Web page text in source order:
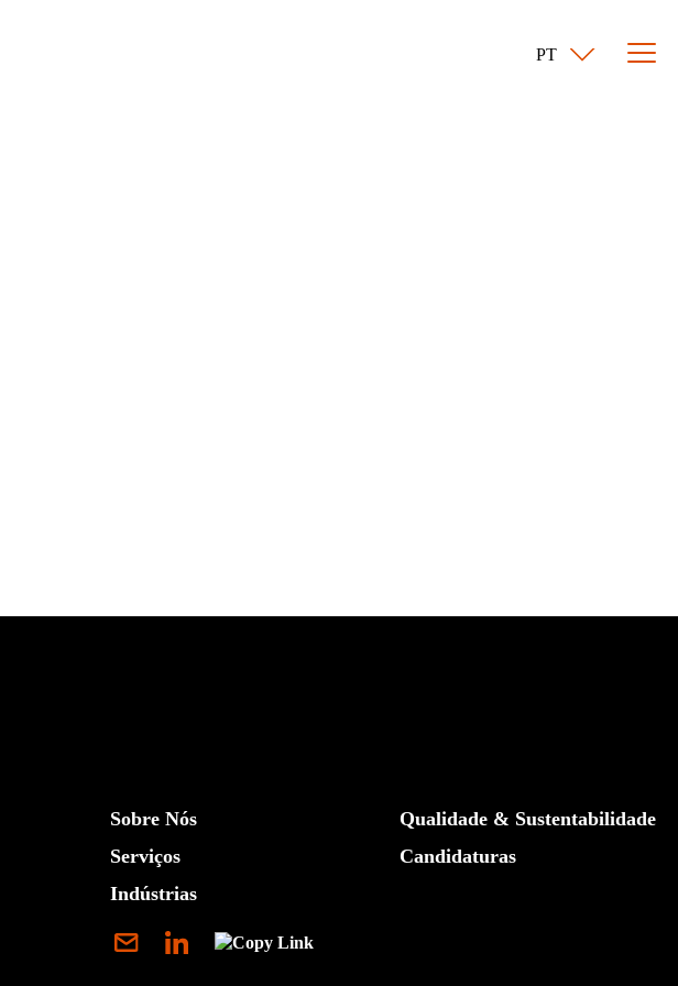
PT
Sobre Nós
Serviços
Indústrias
Qualidade & Sustentabilidade
Candidaturas